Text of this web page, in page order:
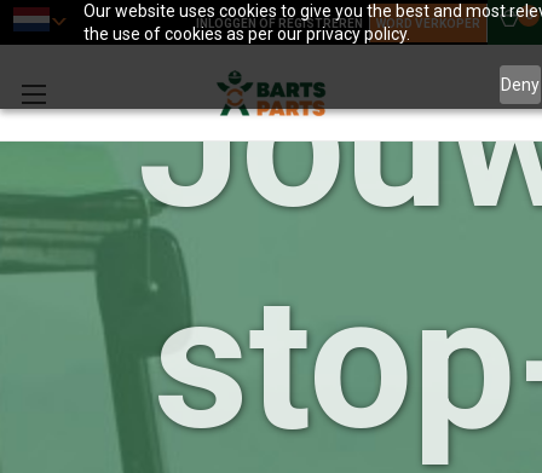
Our website uses cookies to give you the best and most
the use of cookies as per our privacy policy.
Deny
INLOGGEN OF REGISTREREN WORD VERKOPER
0